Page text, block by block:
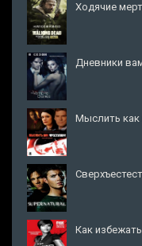
Ходячие
Дневники
Мыслить как
Как